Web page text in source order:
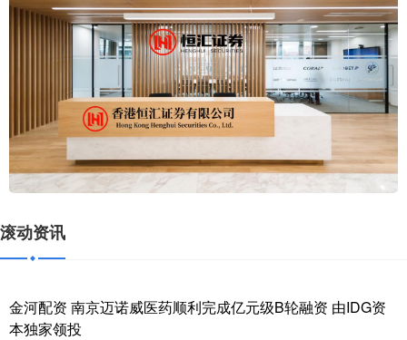
滚动资讯
金河配资 南京迈诺威医药顺利完成亿元级B轮融资 由IDG资
本独家领投